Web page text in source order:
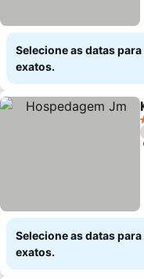
Selecione as datas
exatos.
Selecione as datas
exatos.